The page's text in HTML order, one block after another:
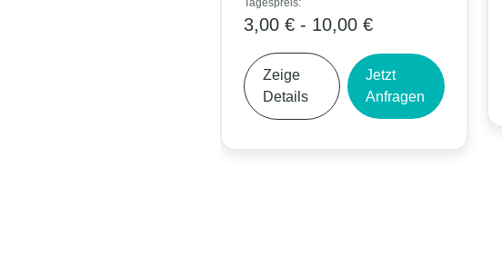
Tagespreis:
3,00 € - 10,00 €
Zeige
Details
Jetzt
Anfragen